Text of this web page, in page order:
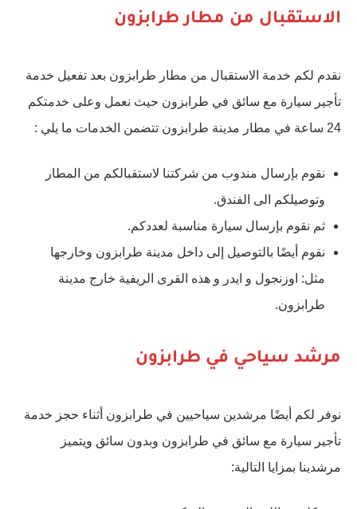
الاستقبال من مطار طرابزون
نقدم لكم خدمة الاستقبال من مطار طرابزون بعد تفعيل خدمة
تأجير سيارة مع سائق في طرابزون حيث نعمل وعلى خدمتكم
24 ساعة في مطار مدينة طرابزون تتضمن الخدمات ما يلي :
نقوم بإرسال مندوب من شركتنا لاستقبالكم من المطار
وتوصيلكم الى الفندق.
ثم نقوم بإرسال سيارة مناسبة لعددكم.
نقوم أيضًا بالتوصيل إلى داخل مدينة طرابزون وخارجها
مثل: اوزنجول و ايدر و هذه القرى الريفية خارج مدينة
طرابزون.
مرشد سياحي في طرابزون
نوفر لكم أيضًا مرشدين سياحيين في طرابزون أثناء حجز خدمة
تأجير سيارة مع سائق في طرابزون وبدون سائق ويتميز
مرشدينا بمزايا التالية: